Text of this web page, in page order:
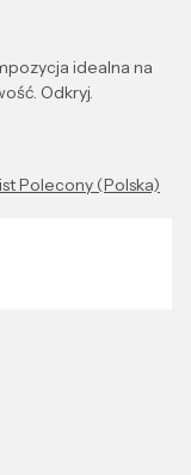
idealna na
Odkryj.
Polecony (Polska)